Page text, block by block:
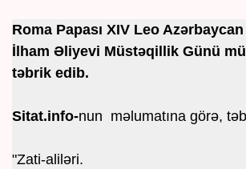
Roma Papası XIV Leo
İlham Əliyevi Müstəqillik Günü
təbrik edib.
Sitat.info-nun məlumatına görə,
"Zati-aliləri.